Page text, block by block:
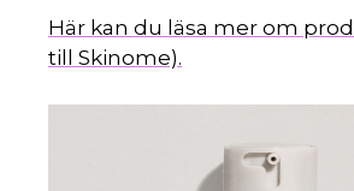
Här kan du läsa mer om
till Skinome).